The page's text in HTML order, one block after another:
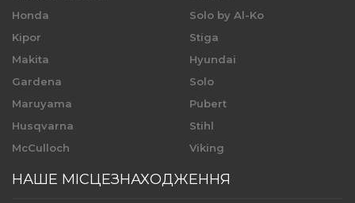
Honda
Kipor
Makita
Gardena
Maruyama
Husqvarna
McCulloch
Solo by Al-Ko
Stiga
Hyundai
Solo
Pubert
Stihl
Viking
НАШЕ МІСЦЕЗНАХОДЖЕННЯ